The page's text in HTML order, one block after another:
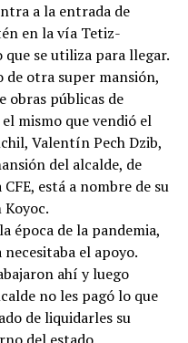
a la entrada de
en la vía Tetiz-
se utiliza para llegar.
de otra super mansión,
obras públicas de
mismo que vendió el
Valentín Pech Dzib,
del alcalde, de
está a nombre de su
Koyoc.
época de la pandemia,
el apoyo.
ahí y luego
no les pagó lo que
de liquidarles su